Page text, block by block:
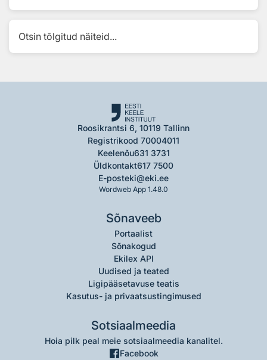
Otsin tõlgitud näiteid...
Roosikrantsi 6, 10119 Tallinn
Registrikood 70004011
Keelenõu631 3731
Üldkontakt617 7500
E-posteki@eki.ee
Wordweb App 1.48.0
Sõnaveeb
Portaalist
Sõnakogud
Ekilex API
Uudised ja teated
Ligipääsetavuse teatis
Kasutus- ja privaatsustingimused
Sotsiaalmeedia
Hoia pilk peal meie sotsiaalmeedia kanalitel.
Facebook